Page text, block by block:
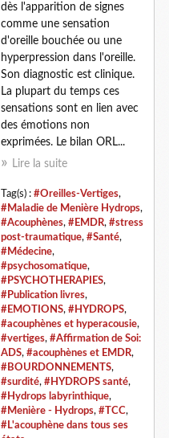
dès l'apparition de signes
comme une sensation
d'oreille bouchée ou une
hyperpression dans l'oreille.
Son diagnostic est clinique.
La plupart du temps ces
sensations sont en lien avec
des émotions non
exprimées. Le bilan ORL...
Lire la suite
Tag(s) : #Oreilles-Vertiges,
#Maladie de Menière Hydrops,
#Acouphènes, #EMDR, #stress
post-traumatique, #Santé,
#Médecine,
#psychosomatique,
#PSYCHOTHERAPIES,
#Publication livres,
#EMOTIONS, #HYDROPS,
#acouphènes et hyperacousie,
#vertiges, #Affirmation de Soi:
ADS, #acouphènes et EMDR,
#BOURDONNEMENTS,
#surdité, #HYDROPS santé,
#Hydrops labyrinthique,
#Menière - Hydrops, #TCC,
#L'acouphène dans tous ses